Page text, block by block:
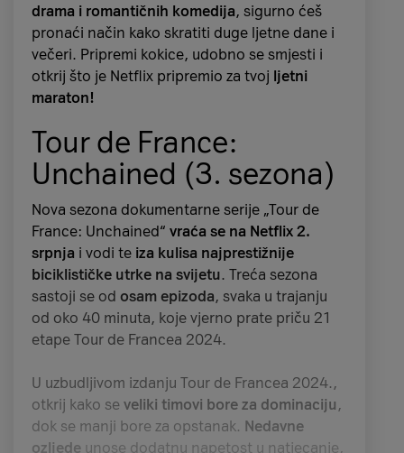
drama i romantičnih komedija, sigurno ćeš
pronaći način kako skratiti duge ljetne dane i
večeri. Pripremi kokice, udobno se smjesti i
otkrij što je Netflix pripremio za tvoj ljetni
maraton!
Tour de France:
Unchained (3. sezona)
Nova sezona dokumentarne serije „Tour de
France: Unchained“ vraća se na Netflix 2.
srpnja i vodi te iza kulisa najprestižnije
biciklističke utrke na svijetu. Treća sezona
sastoji se od osam epizoda, svaka u trajanju
od oko 40 minuta, koje vjerno prate priču 21
etape Tour de Francea 2024.
U uzbudljivom izdanju Tour de Francea 2024.,
otkrij kako se veliki timovi bore za dominaciju ,
dok se manji bore za opstanak. Nedavne
ozljede unose dodatnu napetost u natjecanje,